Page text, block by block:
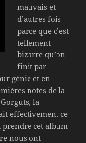
mauvais et
d’autres fois
parce que c’est
tellement
bizarre qu’on
finit par
génie et en
notes de la
la
effectivement ce
prendre cet album
nous ont